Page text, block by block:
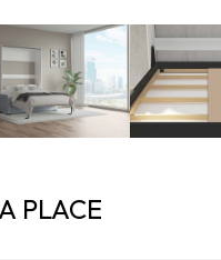
PLACE